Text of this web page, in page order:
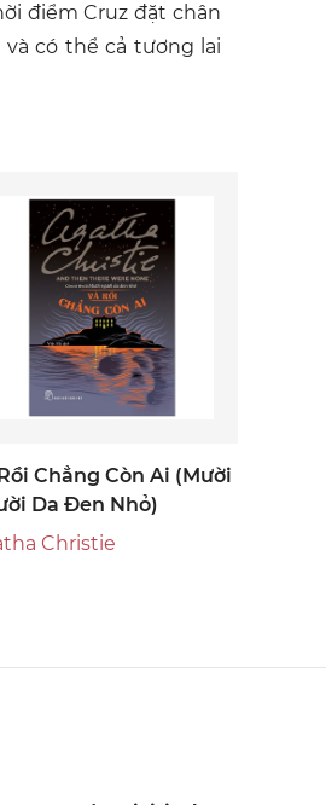
điểm Cruz đặt chân
và có thể cả tương lai
Chẳng Còn Ai (mười
Da Đen Nhỏ)
Christie